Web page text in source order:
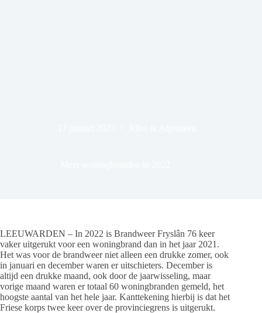
LEEUWARDEN – In 2022 is Brandweer Fryslân 76 keer
vaker uitgerukt voor een woningbrand dan in het jaar 2021.
Het was voor de brandweer niet alleen een drukke zomer, ook
in januari en december waren er uitschieters. December is
altijd een drukke maand, ook door de jaarwisseling, maar
vorige maand waren er totaal 60 woningbranden gemeld, het
hoogste aantal van het hele jaar. Kanttekening hierbij is dat het
Friese korps twee keer over de provinciegrens is uitgerukt.